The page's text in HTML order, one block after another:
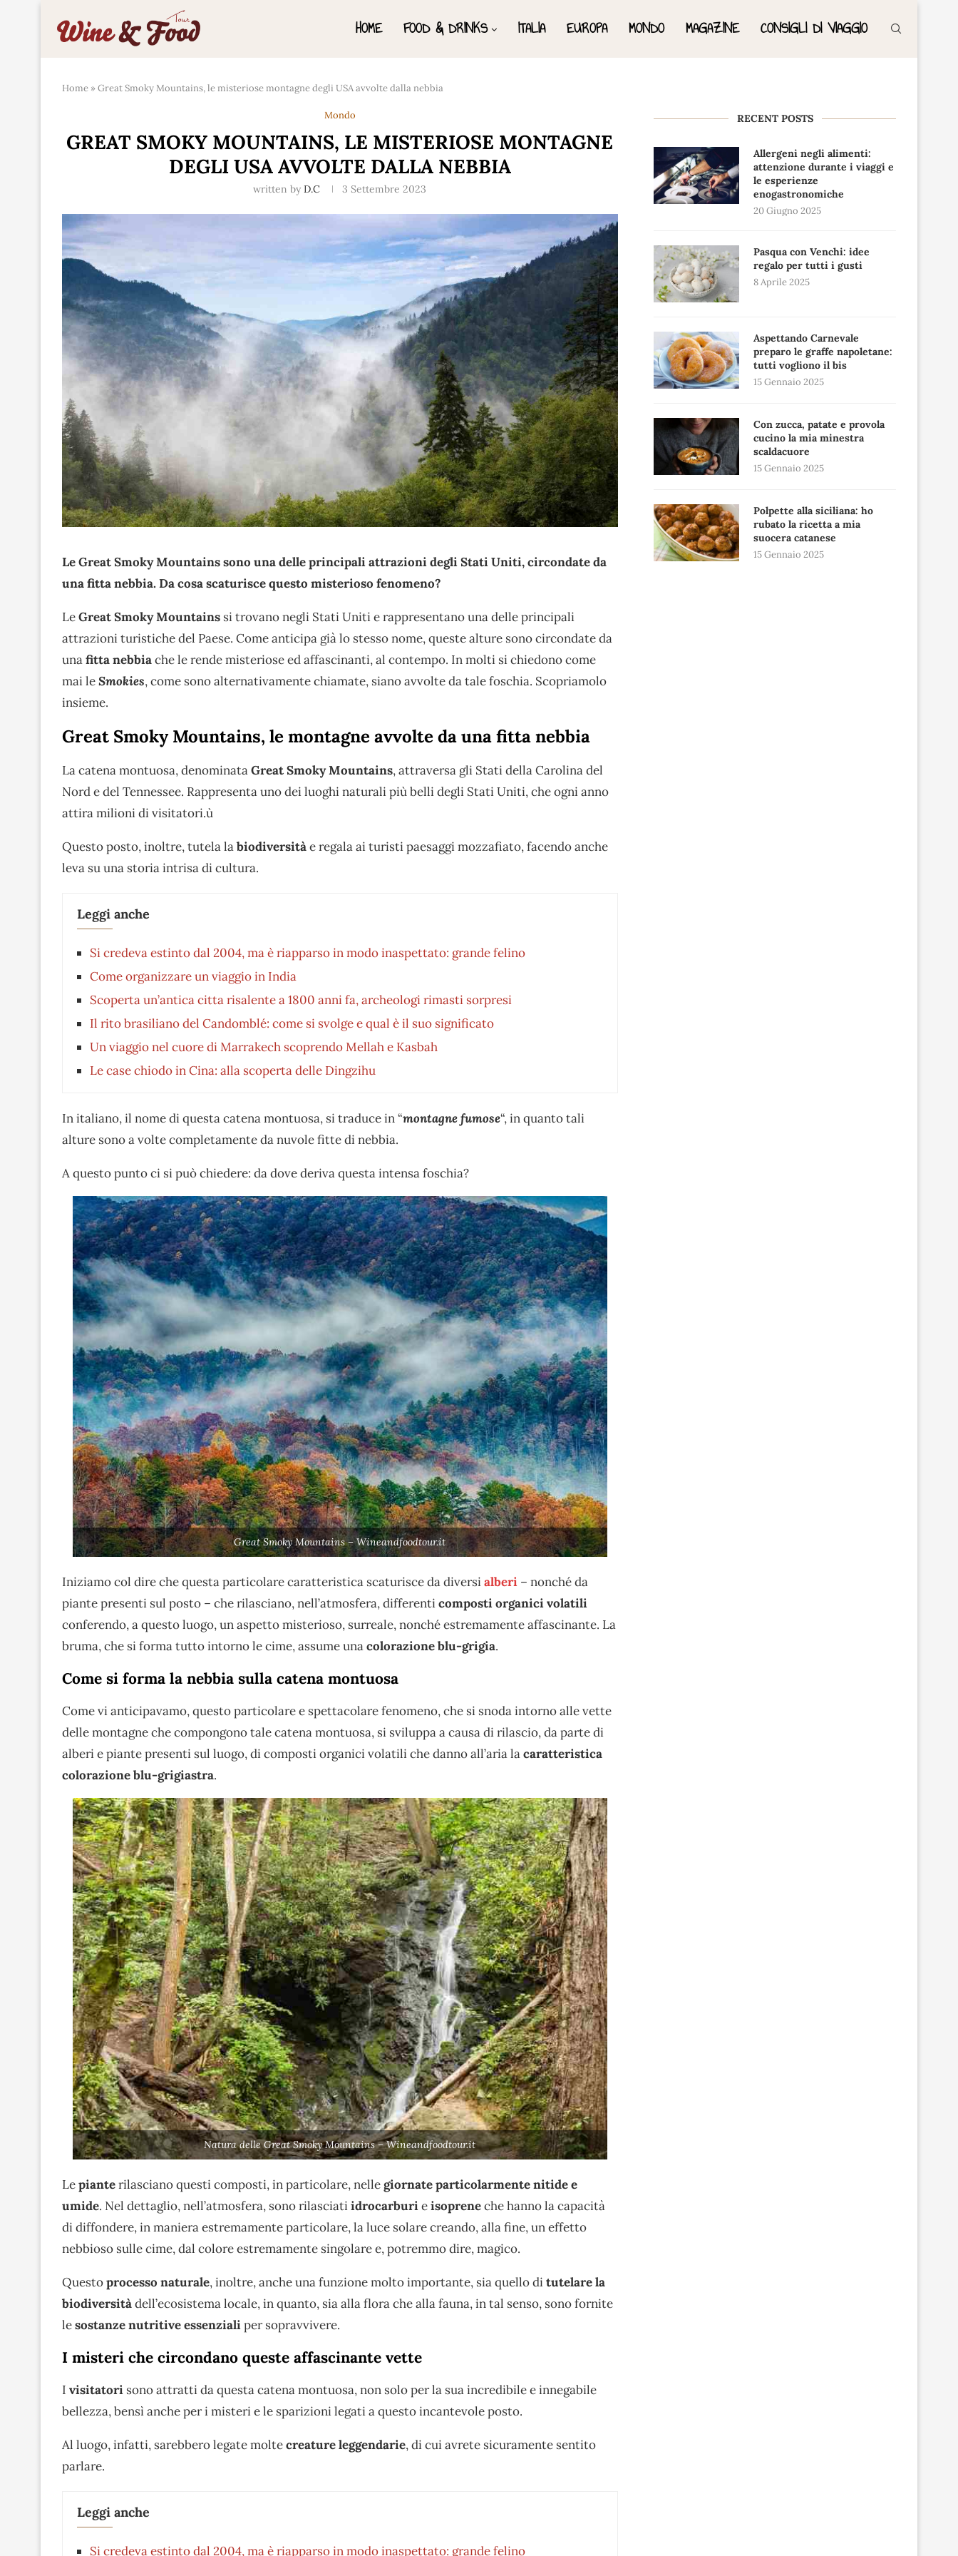
HOME FOOD & DRINKS ITALIA EUROPA MONDO MAGAZINE CONSIGLI DI VIAGGIO
Home »Great Smoky Mountains, le misteriose montagne degli USA avvolte dalla nebbia
Mondo
GREAT SMOKY MOUNTAINS, LE MISTERIOSE MONTAGNE
DEGLI USA AVVOLTE DALLA NEBBIA
written byD.C 3 Settembre 2023
Le Great Smoky Mountains sono una delle principali attrazioni degli Stati Uniti, circondate da
una fitta nebbia. Da cosa scaturisce questo misterioso fenomeno?
LeGreat Smoky Mountains si trovano negli Stati Uniti e rappresentano una delle principali
attrazioni turistiche del Paese. Come anticipa già lo stesso nome, queste alture sono circondate da
unafitta nebbiache le rende misteriose ed affascinanti, al contempo. In molti si chiedono come
mai leSmokies, come sono alternativamente chiamate, siano avvolte da tale foschia. Scopriamolo
insieme.
Great Smoky Mountains, le montagne avvolte da una fitta nebbia
La catena montuosa, denominataGreat Smoky Mountains, attraversa gli Stati della Carolina del
Nord e del Tennessee. Rappresenta uno dei luoghi naturali più belli degli Stati Uniti, che ogni anno
attira milioni di visitatori.ù
Questo posto, inoltre, tutela labiodiversitàe regala ai turisti paesaggi mozzafiato, facendo anche
leva su una storia intrisa di cultura.
Leggi anche
Si credeva estinto dal 2004, ma è riapparso in modo inaspettato: grande felino
Come organizzare un viaggio in India
Scoperta un’antica citta risalente a 1800 anni fa, archeologi rimasti sorpresi
Il rito brasiliano del Candomblé: come si svolge e qual è il suo significato
Un viaggio nel cuore di Marrakech scoprendo Mellah e Kasbah
Le case chiodo in Cina: alla scoperta delle Dingzihu
In italiano, il nome di questa catena montuosa, si traduce in “montagne fumose“, in quanto tali
alture sono a volte completamente da nuvole fitte di nebbia.
A questo punto ci si può chiedere: da dove deriva questa intensa foschia?
Great Smoky Mountains – Wineandfoodtour.it
Iniziamo col dire che questa particolare caratteristica scaturisce da diversialberi – nonché da
piante presenti sul posto – che rilasciano, nell’atmosfera, differenticomposti organici volatili
conferendo, a questo luogo, un aspetto misterioso, surreale, nonché estremamente affascinante. La
bruma, che si forma tutto intorno le cime, assume unacolorazione blu-grigia.
Come si forma la nebbia sulla catena montuosa
Come vi anticipavamo, questo particolare e spettacolare fenomeno, che si snoda intorno alle vette
delle montagne che compongono tale catena montuosa, si sviluppa a causa di rilascio, da parte di
alberi e piante presenti sul luogo, di composti organici volatili che danno all’aria lacaratteristica
colorazione blu-grigiastra.
Natura delle Great Smoky Mountains – Wineandfoodtour.it
Lepianterilasciano questi composti, in particolare, nellegiornate particolarmente nitide e
umide. Nel dettaglio, nell’atmosfera, sono rilasciatiidrocarburieisopreneche hanno la capacità
di diffondere, in maniera estremamente particolare, la luce solare creando, alla fine, un effetto
nebbioso sulle cime, dal colore estremamente singolare e, potremmo dire, magico.
Questoprocesso naturale, inoltre, anche una funzione molto importante, sia quello ditutelare la
biodiversitàdell’ecosistema locale, in quanto, sia alla flora che alla fauna, in tal senso, sono fornite
lesostanze nutritive essenzialiper sopravvivere.
I misteri che circondano queste affascinante vette
I visitatori sono attratti da questa catena montuosa, non solo per la sua incredibile e innegabile
bellezza, bensì anche per i misteri e le sparizioni legati a questo incantevole posto.
Al luogo, infatti, sarebbero legate moltecreature leggendarie, di cui avrete sicuramente sentito
parlare.
Leggi anche
Si credeva estinto dal 2004, ma è riapparso in modo inaspettato: grande felino
RECENT POSTS
Allergeni negli alimenti:
attenzione durante i viaggi e
le esperienze
enogastronomiche
20 Giugno 2025
Pasqua con Venchi: idee
regalo per tutti i gusti
8 Aprile 2025
Aspettando Carnevale
preparo le graffe napoletane:
tutti vogliono il bis
15 Gennaio 2025
Con zucca, patate e provola
cucino la mia minestra
scaldacuore
15 Gennaio 2025
Polpette alla siciliana: ho
rubato la ricetta a mia
suocera catanese
15 Gennaio 2025